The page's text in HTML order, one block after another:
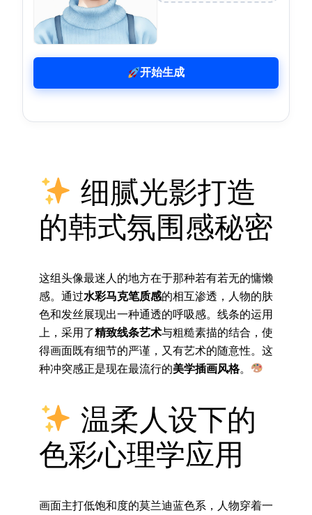
开始生成
细腻光影打造
的韩式氛围感秘密
这组头像最迷人的地方在于那种若有若无的慵懒
感。通过水彩马克笔质感的相互渗透，人物的肤
色和发丝展现出一种通透的呼吸感。线条的运用
上，采用了精致线条艺术与粗糙素描的结合，使
得画面既有细节的严谨，又有艺术的随意性。这
种冲突感正是现在最流行的美学插画风格。
温柔人设下的
色彩心理学应用
画面主打低饱和度的莫兰迪蓝色系，人物穿着一